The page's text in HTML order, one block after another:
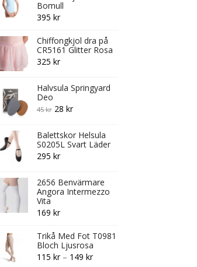
Bomull
395 kr
Chiffongkjol dra på
CR5161 Glitter Rosa
325 kr
Halvsula Springyard
Deo
45kr Original
was:
45 kr.
28 krCurrent
is:
28 kr.
Balettskor Helsula
S0205L Svart Läder
295 kr
2656 Benvärmare
Angora Intermezzo
Vita
169 kr
Trikå Med Fot T0981
Bloch Ljusrosa
115 kr – 149 krPrice